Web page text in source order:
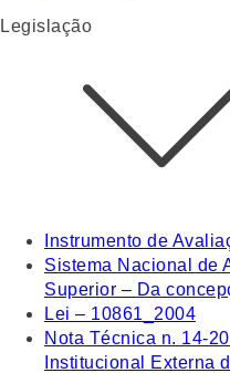
Legislação
Instrumento de
Sistema Nacional de
Superior – Da
Lei – 10861_2004
Nota Técnica n. 14-
Institucional Externa